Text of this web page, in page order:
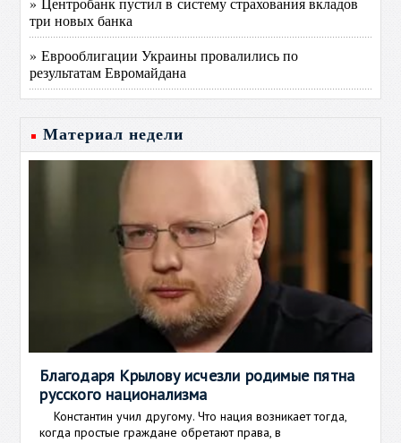
три новых банка
» Еврооблигации Украины провалились по
результатам Евромайдана
Материал недели
Благодаря Крылову исчезли родимые пятна
русского национализма
Константин учил другому. Что нация возникает тогда,
когда простые граждане обретают права, в